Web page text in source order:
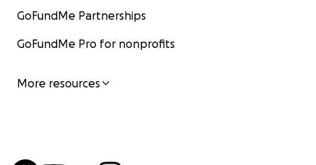
GoFundMe Partnerships
GoFundMe Pro for nonprofits
More resources